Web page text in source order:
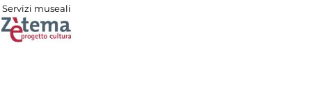
Servizi museali